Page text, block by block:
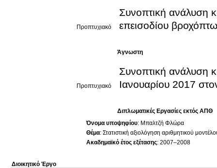
Προπτυχιακό
Συνοπτική ανάλυση
επεισοδίου
Άγνωστη
Προπτυχιακό
Συνοπτική ανάλυση
Ιανουαρίου 2017
Διπλωματικές Εργασίες εκτός ΑΠΘ
Όνομα υποψηφίου: Μπαλτζή Φλώρα
Θέμα: Στατιστική αξιολόγηση αριθμητικού
Ακαδημαϊκό έτος εξέτασης: 2007–2008
Διοικητικό Έργο